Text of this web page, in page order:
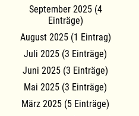
September 2025 (4
Einträge)
August 2025 (1 Eintrag)
Juli 2025 (3 Einträge)
Juni 2025 (3 Einträge)
Mai 2025 (3 Einträge)
März 2025 (5 Einträge)